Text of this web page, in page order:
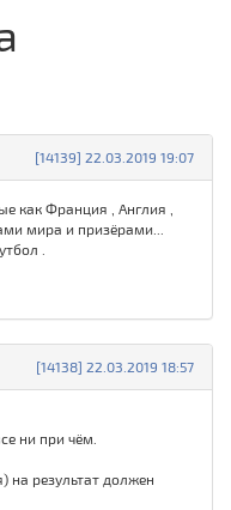
[14139] 22.03.2019 19:07
как Франция , Англия ,
мира и призёрами...
.
[14138] 22.03.2019 18:57
ни при чём.
на результат должен